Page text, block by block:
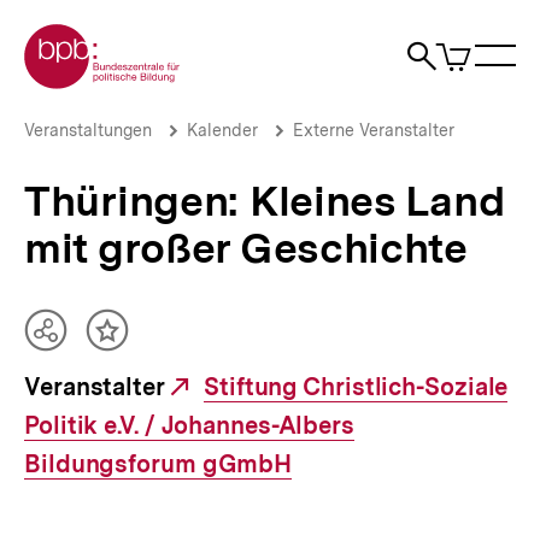
zum
Seiteninhalt
springen
Zur Startseite der bpb
Suche
Artikel
im
Thüringen:
mit
großer
Geschichte
Brotkrümelnavigation
Pfadnavigation
Veranstaltungen Kalender Externe Veranstalter
Thüringen: Kleines Land
mit großer Geschichte
Veranstalter
Externer
Link:
Stiftung Christlich-Soziale
Politik e.V. / Johannes-Albers
Bildungsforum gGmbH
Teilen
Optionen
anzeigen
Inhalt
merken